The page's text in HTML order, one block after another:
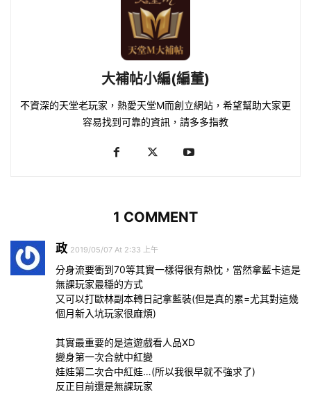
大補帖小編(編董)
不資深的天堂老玩家，熱愛天堂M而創立網站，希望幫助大家更
容易找到可靠的資訊，請多多指教
1 COMMENT
政 2019/05/07 At 2:33 上午
分身流要衝到70等其實一樣得很有熱忱，當然拿藍卡這是
無課玩家最穩的方式
又可以打歐林副本轉日記拿藍裝(但是真的累=尤其對這幾
個月新入坑玩家很麻煩)
其實最重要的是這遊戲看人品XD
變身第一次合就中紅變
娃娃第二次合中紅娃…(所以我很早就不強求了)
反正目前還是無課玩家